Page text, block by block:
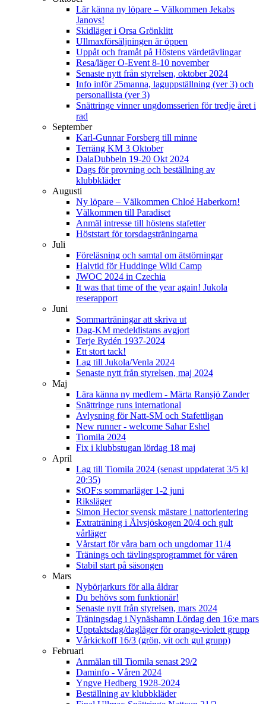
Lär känna ny löpare – Välkommen Jekabs
Janovs!
Skidläger i Orsa Grönklitt
Ullmaxförsäljningen är öppen
Uppåt och framåt på Höstens värdetävlingar
Resa/läger O-Event 8-10 november
Senaste nytt från styrelsen, oktober 2024
Info inför 25manna, laguppställning (ver 3) och
personallista (ver 3)
Snättringe vinner ungdomsserien för tredje året i
rad
September
Karl-Gunnar Forsberg till minne
Terräng KM 3 Oktober
DalaDubbeln 19-20 Okt 2024
Dags för provning och beställning av
klubbkläder
Augusti
Ny löpare – Välkommen Chloé Haberkorn!
Välkommen till Paradiset
Anmäl intresse till höstens stafetter
Höststart för torsdagsträningarna
Juli
Föreläsning och samtal om ätstörningar
Halvtid för Huddinge Wild Camp
JWOC 2024 in Czechia
It was that time of the year again! Jukola
reserapport
Juni
Sommarträningar att skriva ut
Dag-KM medeldistans avgjort
Terje Rydén 1937-2024
Ett stort tack!
Lag till Jukola/Venla 2024
Senaste nytt från styrelsen, maj 2024
Maj
Lära känna ny medlem - Märta Ransjö Zander
Snättringe runs international
Avlysning för Natt-SM och Stafettligan
New runner - welcome Sahar Eshel
Tiomila 2024
Fix i klubbstugan lördag 18 maj
April
Lag till Tiomila 2024 (senast uppdaterat 3/5 kl
20:35)
StOF:s sommarläger 1-2 juni
Riksläger
Simon Hector svensk mästare i nattorientering
Extraträning i Älvsjöskogen 20/4 och gult
vårläger
Vårstart för våra barn och ungdomar 11/4
Tränings och tävlingsprogrammet för våren
Stabil start på säsongen
Mars
Nybörjarkurs för alla åldrar
Du behövs som funktionär!
Senaste nytt från styrelsen, mars 2024
Träningsdag i Nynäshamn Lördag den 16:e mars
Upptaktsdag/dagläger för orange-violett grupp
Vårkickoff 16/3 (grön, vit och gul grupp)
Februari
Anmälan till Tiomila senast 29/2
Daminfo - Våren 2024
Yngve Hedberg 1928-2024
Beställning av klubbkläder